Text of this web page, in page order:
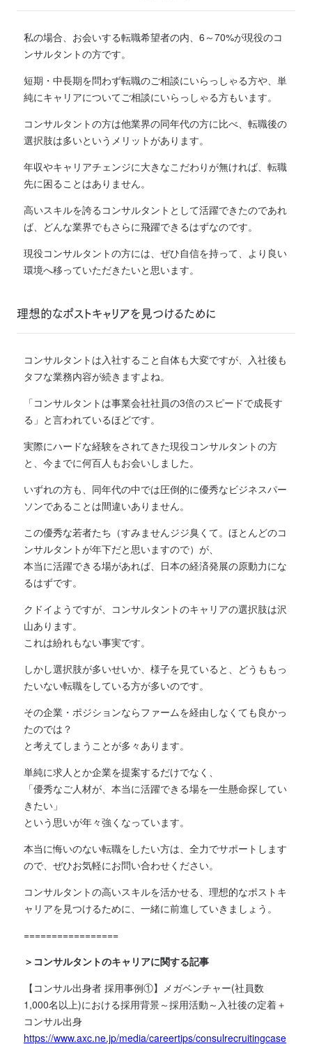
私の場合、お会いする転職希望者の内、6～70%が現役のコ
ンサルタントの方です。
短期・中長期を問わず転職のご相談にいらっしゃる方や、単
純にキャリアについてご相談にいらっしゃる方もいます。
コンサルタントの方は他業界の同年代の方に比べ、転職後の
選択肢は多いというメリットがあります。
年収やキャリアチェンジに大きなこだわりが無ければ、転職
先に困ることはありません。
高いスキルを誇るコンサルタントとして活躍できたのであれ
ば、どんな業界でもさらに飛躍できるはずなのです。
現役コンサルタントの方には、ぜひ自信を持って、より良い
環境へ移っていただきたいと思います。
理想的なポストキャリアを見つけるために
コンサルタントは入社すること自体も大変ですが、入社後も
タフな業務内容が続きますよね。
「コンサルタントは事業会社社員の3倍のスピードで成長す
る」と言われているほどです。
実際にハードな経験をされてきた現役コンサルタントの方
と、今までに何百人もお会いしました。
いずれの方も、同年代の中では圧倒的に優秀なビジネスパー
ソンであることは間違いありません。
この優秀な若者たち（すみませんジジ臭くて。ほとんどのコ
ンサルタントが年下だと思いますので）が、
本当に活躍できる場があれば、日本の経済発展の原動力にな
るはずです。
クドイようですが、コンサルタントのキャリアの選択肢は沢
山あります。
これは紛れもない事実です。
しかし選択肢が多いせいか、様子を見ていると、どうももっ
たいない転職をしている方が多いのです。
その企業・ポジションならファームを経由しなくても良かっ
たのでは？
と考えてしまうことが多々あります。
単純に求人とか企業を提案するだけでなく、
「優秀なご人材が、本当に活躍できる場を一生懸命探してい
きたい」
という思いが年々強くなっています。
本当に悔いのない転職をしたい方は、全力でサポートします
ので、ぜひお気軽にお問い合わせください。
コンサルタントの高いスキルを活かせる、理想的なポストキ
ャリアを見つけるために、一緒に前進していきましょう。
=================
＞コンサルタントのキャリアに関する記事
【コンサル出身者 採用事例①】メガベンチャー(社員数
1,000名以上)における採用背景～採用活動～入社後の定着＋
コンサル出身
https://www.axc.ne.jp/media/careertips/consulrecruitingcase